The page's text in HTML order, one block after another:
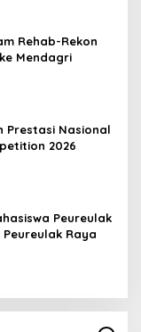
Rehab-Rekon
Mendagri
Prestasi Nasional
2026
Peureulak
Peureulak Raya